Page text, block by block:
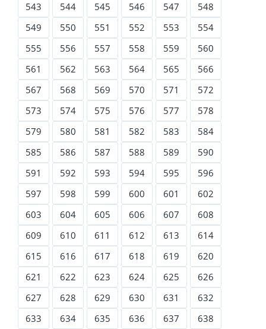
543
544 545 546 547
548
549
550 551 552 553
554
555
556 557 558 559
560
561
562 563 564 565
566
567
568 569 570 571
572
573
574 575 576 577
578
579
580 581 582 583
584
585
586 587 588 589
590
591
592 593 594 595
596
597
598 599 600 601
602
603
604 605 606 607
608
609
610 611 612 613
614
615
616 617 618 619
620
621
622 623 624 625
626
627
628 629 630 631
632
633
634 635 636 637
638